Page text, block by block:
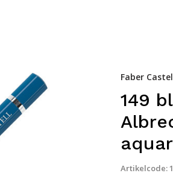
Faber
149
Artikelcode: